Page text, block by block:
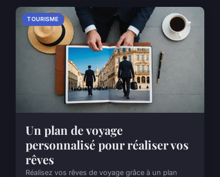
TOURISME
Un plan de voyage
personnalisé pour réaliser vos
rêves
Réalisez vos rêves de voyage grâce à un plan